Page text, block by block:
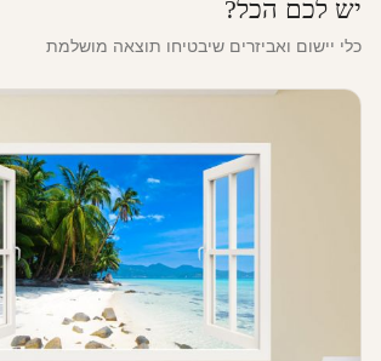
יש לכם הכל?
כלי יישום ואביזרים שיבטיחו תוצאה מושלמת